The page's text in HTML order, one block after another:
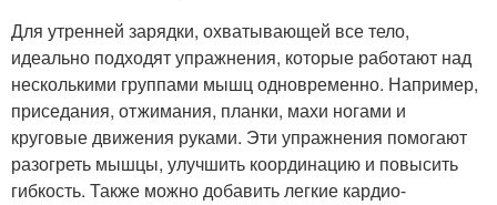
Для утренней зарядки, охватывающей все тело,
идеально подходят упражнения, которые работают над
несколькими группами мышц одновременно. Например,
приседания, отжимания, планки, махи ногами и
круговые движения руками. Эти упражнения помогают
разогреть мышцы, улучшить координацию и повысить
гибкость. Также можно добавить легкие кардио-